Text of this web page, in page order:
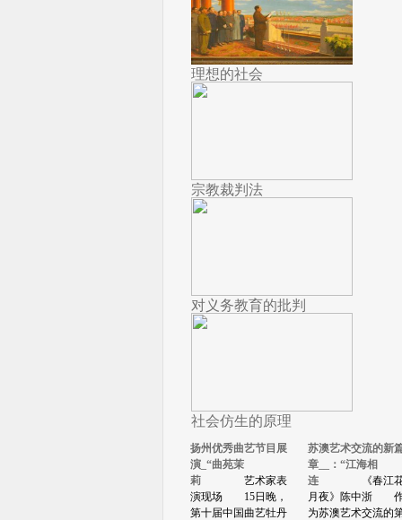
理想的社会
宗教裁判法
对义务教育的批判
社会仿生的原理
扬州优秀曲艺节目展
演_“曲苑茉
莉 艺术家表
演现场 15日晚，
第十届中国曲艺牡丹
苏澳艺术交流的新
章__：“江海相
连 《春江
月夜》陈中浙
为苏澳艺术交流的